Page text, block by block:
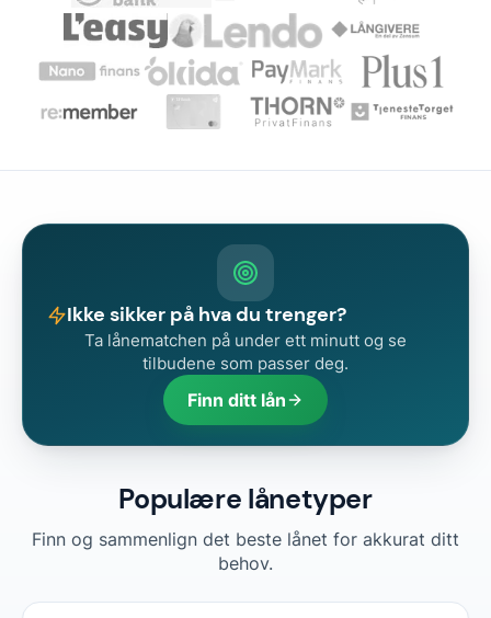
Ikke sikker på hva du trenger?
Ta lånematchen på under ett minutt og se
tilbudene som passer deg.
Finn ditt lån
Populære lånetyper
Finn og sammenlign det beste lånet for akkurat ditt
behov.